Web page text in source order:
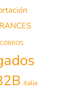
italia